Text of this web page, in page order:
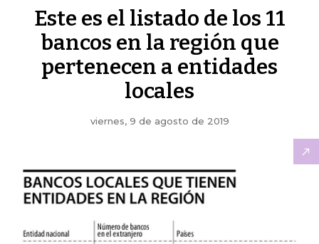
Este es el listado de los 11
bancos en la región que
pertenecen a entidades
locales
viernes, 9 de agosto de 2019